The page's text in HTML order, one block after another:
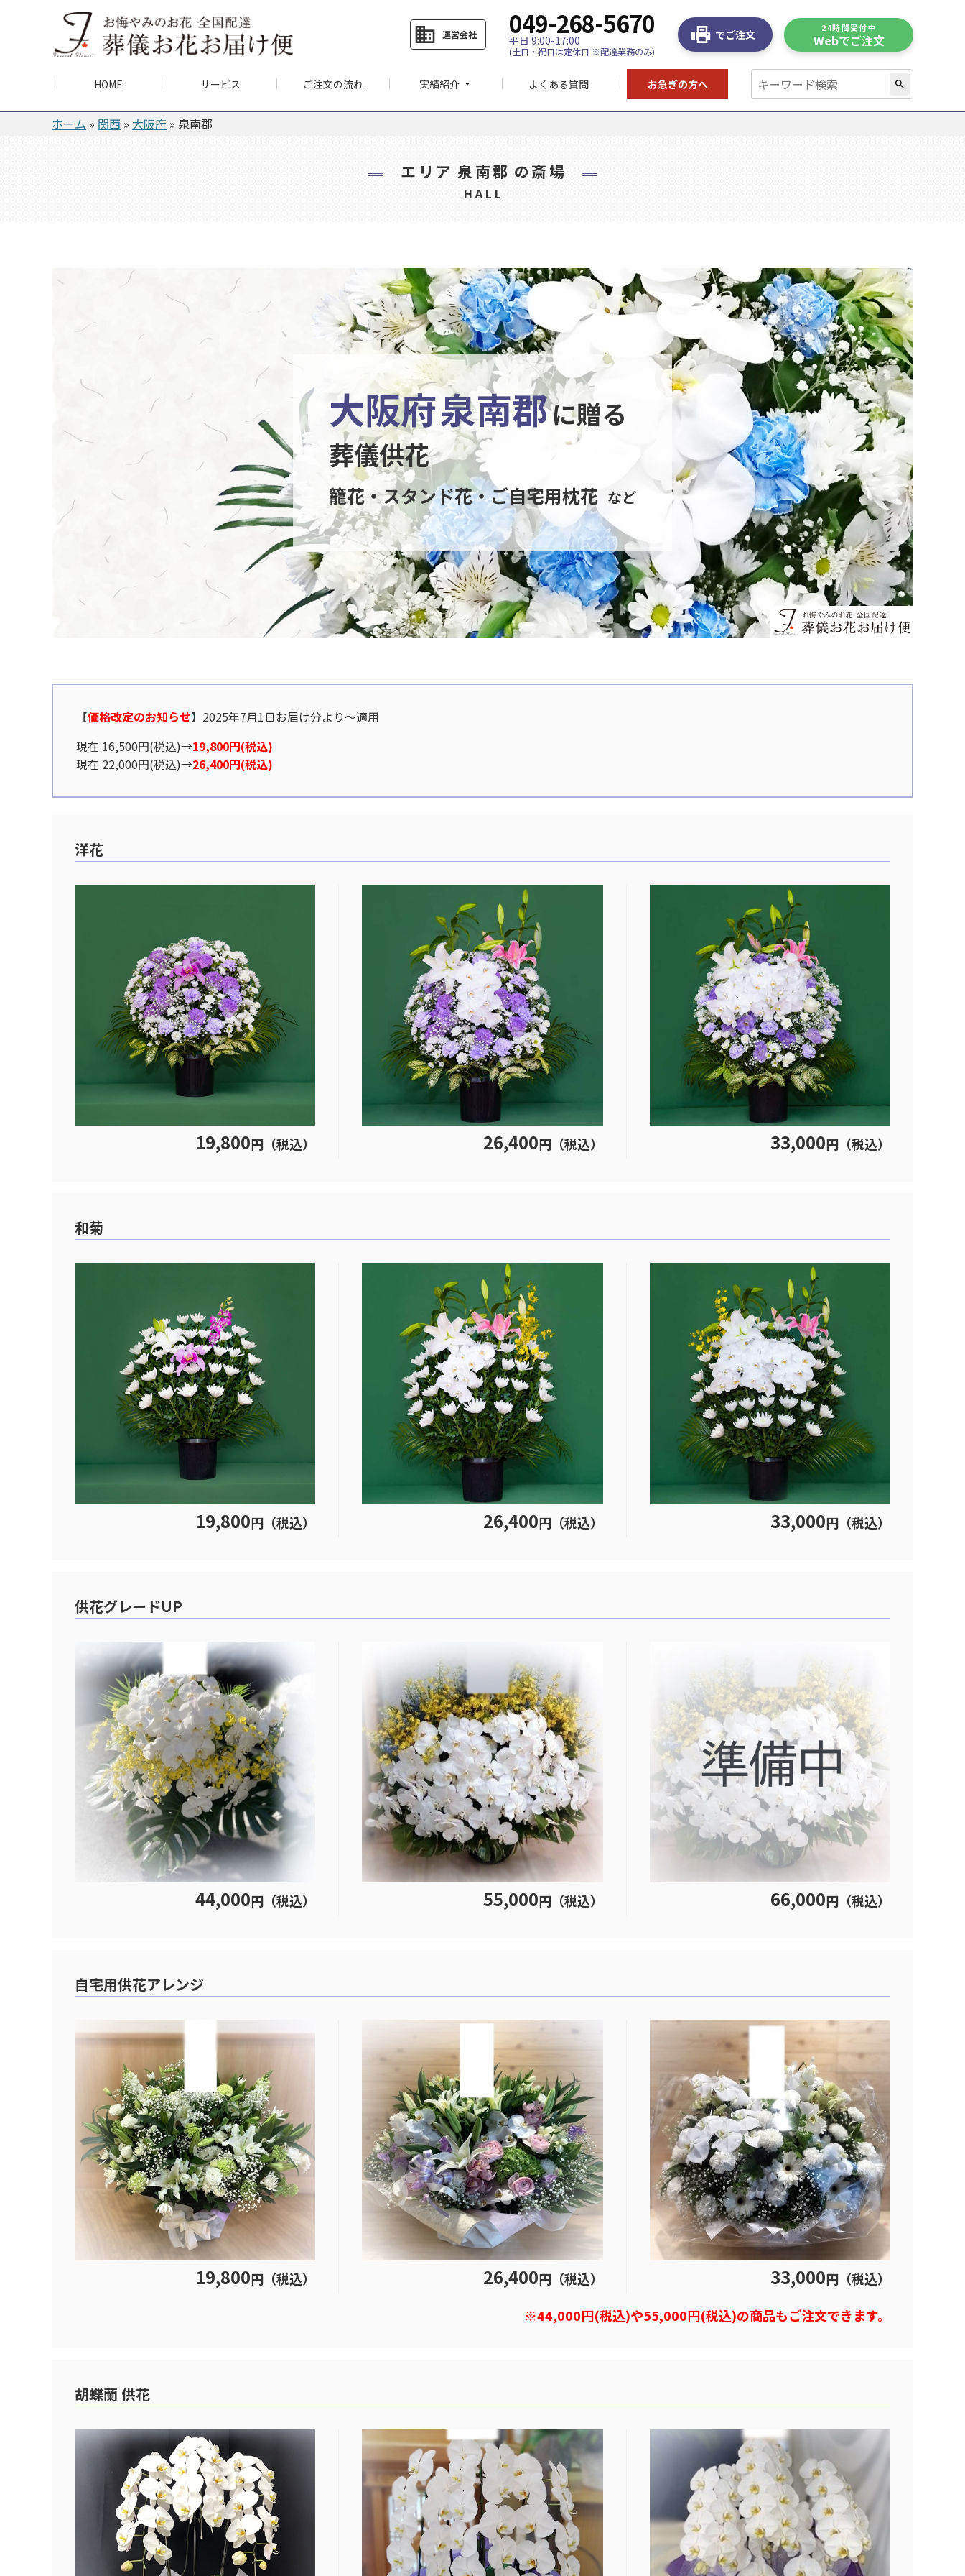
business 運営会社 049-268-5670
平日 9:00-17:00
(土日・祝日は定休日 ※配達業務のみ)
でご注文
24時間受付中
Webでご注文
search
HOME サービス ご注文の流れ 実績紹介 arrow_drop_down よくある質問 お急ぎの方へ
ホーム » 関西 » 大阪府 » 泉南郡
エリア 泉南郡 の斎場
HALL
大阪府泉南郡に贈る
葬儀供花
籠花・スタンド花・ご自宅用枕花 など
【価格改定のお知らせ】2025年7月1日お届け分より〜適用
現在 16,500円(税込)→19,800円(税込)
現在 22,000円(税込)→26,400円(税込)
洋花
19,800円（税込） 26,400円（税込） 33,000円（税込）
和菊
19,800円（税込） 26,400円（税込） 33,000円（税込）
供花グレードUP
44,000円（税込） 55,000円（税込） 66,000円（税込）
自宅用供花アレンジ
19,800円（税込） 26,400円（税込） 33,000円（税込）
※44,000円(税込)や55,000円(税込)の商品もご注文できます。
胡蝶蘭 供花